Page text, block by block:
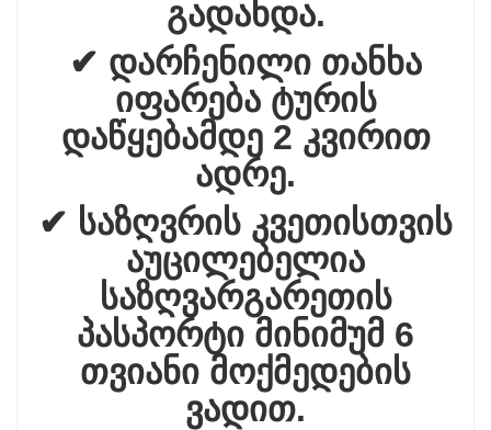
გადახდა.
✔ დარჩენილი თანხა
იფარება ტურის
დაწყებამდე 2 კვირით
ადრე.
✔ საზღვრის კვეთისთვის
აუცილებელია
საზღვარგარეთის
პასპორტი მინიმუმ 6
თვიანი მოქმედების
ვადით.